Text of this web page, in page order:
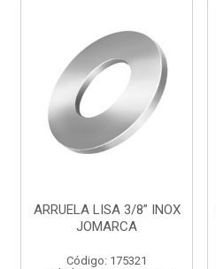
ARRUELA LISA 3/8” INOX
JOMARCA
Código: 175321